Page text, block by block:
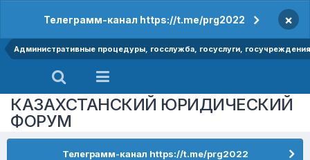
Телеграмм-канал https://t.me/prg2022 ×
Административные процедуры, госслужба, госуслуги, госучреждения
КАЗАХСТАНСКИЙ ЮРИДИЧЕСКИЙ
ФОРУМ
Телеграмм-канал https://t.me/prg2022